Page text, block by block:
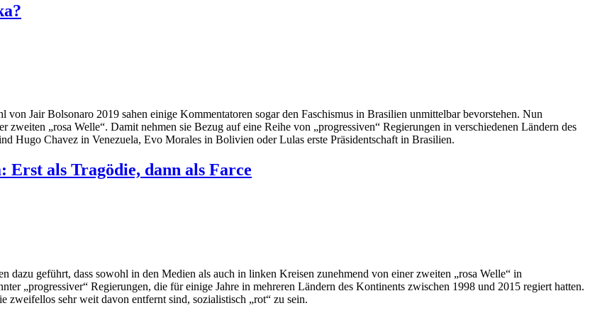
Jair Bolsonaro 2019 sahen einige Kommentatoren sogar den Faschismus in Brasilien unmittelbar bevorstehen. Nun
„rosa Welle“. Damit nehmen sie Bezug auf eine Reihe von „progressiven“ Regierungen in verschiedenen Ländern des
Hugo Chavez in Venezuela, Evo Morales in Bolivien oder Lulas erste Präsidentschaft in Brasilien.
als Tragödie, dann als Farce
geführt, dass sowohl in den Medien als auch in linken Kreisen zunehmend von einer zweiten „rosa Welle“ in
„progressiver“ Regierungen, die für einige Jahre in mehreren Ländern des Kontinents zwischen 1998 und 2015 regiert hatten.
zweifellos sehr weit davon entfernt sind, sozialistisch „rot“ zu sein.